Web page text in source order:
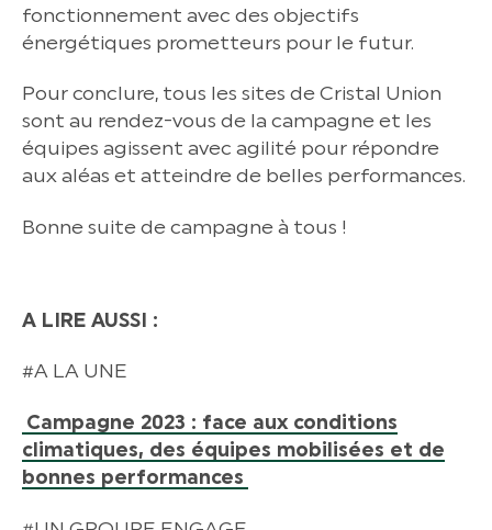
fonctionnement avec des objectifs
énergétiques prometteurs pour le futur.
Pour conclure, tous les sites de Cristal Union
sont au rendez-vous de la campagne et les
équipes agissent avec agilité pour répondre
aux aléas et atteindre de belles performances.
Bonne suite de campagne à tous !
A LIRE AUSSI :
#A LA UNE
Campagne 2023 : face aux conditions
climatiques, des équipes mobilisées et de
bonnes performances